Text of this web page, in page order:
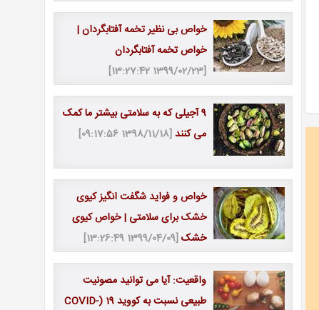
خواص بی نظیر تخمه آفتابگردان |
خواص تخمه آفتابگردان
[1399/02/23 13:27:42]
9 آجیلی که به سلامتی بیشتر ما کمک
می کنند[1398/11/18 09:17:56]
خواص و فواید شگفت انگیز کیوی
خشک برای سلامتی | خواص کیوی
خشک[1399/04/09 13:26:49]
واقعیت: آیا می توانید مصونیت
طبیعی نسبت به کووید 19 (COVID-